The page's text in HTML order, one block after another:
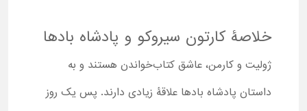
خلاصۀ کارتون سیروکو و پادشاه بادها
ژولیت و کارمن، عاشق کتاب‌خواندن هستند و به
داستان پادشاه بادها علاقۀ زیادی دارند. پس یک روز